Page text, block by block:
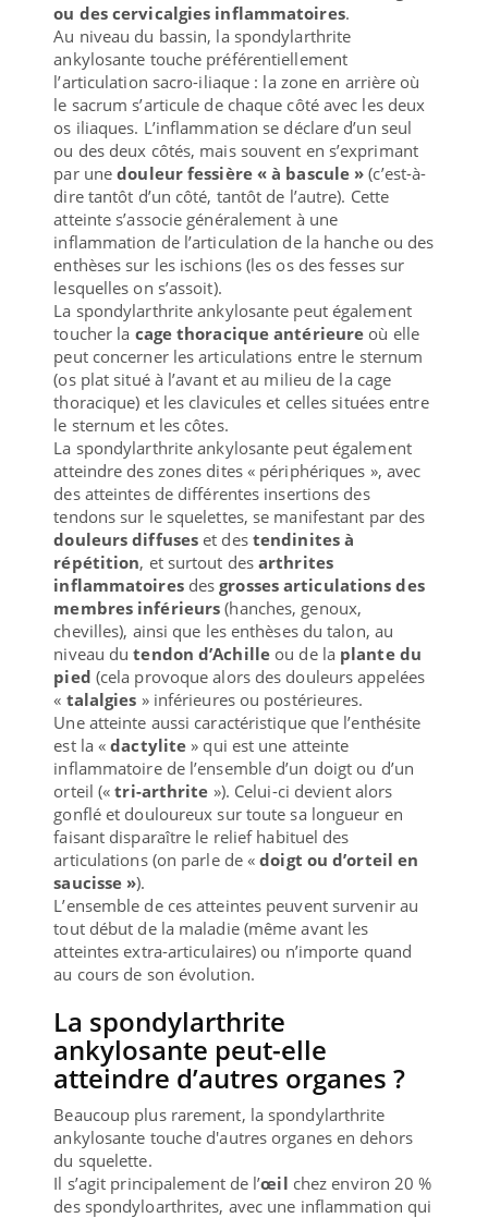
ou des cervicalgies inflammatoires.
Au niveau du bassin, la spondylarthrite
ankylosante touche préférentiellement
l’articulation sacro-iliaque : la zone en arrière où
le sacrum s’articule de chaque côté avec les deux
os iliaques. L’inflammation se déclare d’un seul
ou des deux côtés, mais souvent en s’exprimant
par unedouleur fessière « à bascule » (c’est-à-
dire tantôt d’un côté, tantôt de l’autre). Cette
atteinte s’associe généralement à une
inflammation de l’articulation de la hanche ou des
enthèses sur les ischions (les os des fesses sur
lesquelles on s’assoit).
La spondylarthrite ankylosante peut également
toucher la cage thoracique antérieure où elle
peut concerner les articulations entre le sternum
(os plat situé à l’avant et au milieu de la cage
thoracique) et les clavicules et celles situées entre
le sternum et les côtes.
La spondylarthrite ankylosante peut également
atteindre des zones dites « périphériques », avec
des atteintes de différentes insertions des
tendons sur le squelettes, se manifestant par des
douleurs diffuses et des tendinites à
répétition, et surtout desarthrites
inflammatoiresdesgrosses articulations des
membres inférieurs (hanches, genoux,
chevilles), ainsi que les enthèses du talon, au
niveau dutendon d’Achille ou de la plante du
pied (cela provoque alors des douleurs appelées
« talalgies » inférieures ou postérieures.
Une atteinte aussi caractéristique que l’enthésite
est la «dactylite» qui est une atteinte
inflammatoire de l’ensemble d’un doigt ou d’un
orteil («tri-arthrite »). Celui-ci devient alors
gonflé et douloureux sur toute sa longueur en
faisant disparaître le relief habituel des
articulations (on parle de «doigt ou d’orteil en
saucisse »).
L’ensemble de ces atteintes peuvent survenir au
tout début de la maladie (même avant les
atteintes extra-articulaires) ou n’importe quand
au cours de son évolution.
La spondylarthrite
ankylosante peut-elle
atteindre d’autres organes ?
Beaucoup plus rarement, la spondylarthrite
ankylosante touche d'autres organes en dehors
du squelette.
Il s’agit principalement de l’œil chez environ 20 %
des spondyloarthrites, avec une inflammation qui